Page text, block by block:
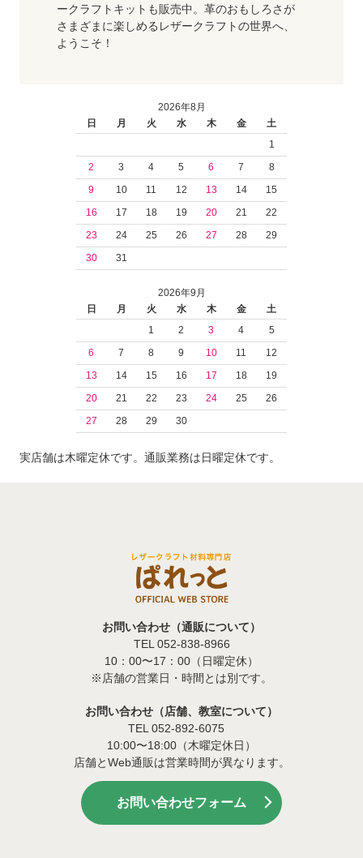
ークラフトキットも販売中。革のおもしろさが
さまざまに楽しめるレザークラフトの世界へ、
ようこそ！
2026年8月
日
月 火 水 木 金
土
1
2
3 4 5 6 7
8
9
10 11 12 13 14
15
16
17 18 19 20 21
22
23
24 25 26 27 28
29
30
31
2026年9月
日
月 火 水 木 金
土
1
2 3 4
5
6
7 8 9 10 11
12
13
14 15 16 17 18
19
20
21 22 23 24 25
26
27
28 29 30
実店舗は木曜定休です。通販業務は日曜定休です。
お問い合わせ（通販について）
TEL 052-838-8966
10：00〜17：00（日曜定休）
※店舗の営業日・時間とは別です。
お問い合わせ（店舗、教室について）
TEL 052-892-6075
10:00〜18:00（木曜定休日）
店舗とWeb通販は営業時間が異なります。
お問い合わせフォーム